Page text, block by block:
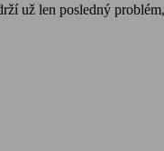
už len posledný